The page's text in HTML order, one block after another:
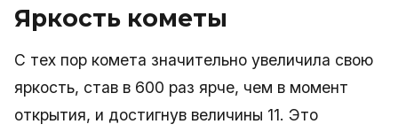
Яркость кометы
С тех пор комета значительно увеличила свою
яркость, став в 600 раз ярче, чем в момент
открытия, и достигнув величины 11. Это